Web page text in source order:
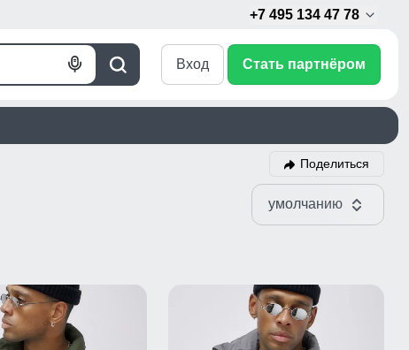
+7 495 134 47 78
Поиск
Голосовой
Вход Стать партнёром
Поделиться
умолчанию